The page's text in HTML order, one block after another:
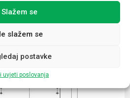
Slažem se
slažem se
postavke
uvjeti poslovanja